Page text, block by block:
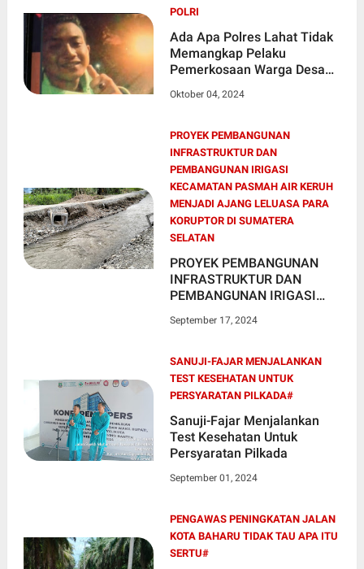
POLRI
Ada Apa Polres Lahat Tidak
Memangkap Pelaku
Pemerkosaan Warga Desa
Meminta Harus Ditangkap
Oktober 04, 2024
PROYEK PEMBANGUNAN
INFRASTRUKTUR DAN
PEMBANGUNAN IRIGASI
KECAMATAN PASMAH AIR KERUH
MENJADI AJANG LELUASA PARA
KORUPTOR DI SUMATERA
SELATAN
PROYEK PEMBANGUNAN
INFRASTRUKTUR DAN
PEMBANGUNAN IRIGASI
KERUH MENJADI AJANG
DI SUMATERA SELATAN
September 17, 2024
SANUJI-FAJAR MENJALANKAN
TEST KESEHATAN UNTUK
PERSYARATAN PILKADA#
Sanuji-Fajar Menjalankan
Test Kesehatan Untuk
Persyaratan Pilkada
September 01, 2024
PENGAWAS PENINGKATAN JALAN
KOTA BAHARU TIDAK TAU APA ITU
SERTU#